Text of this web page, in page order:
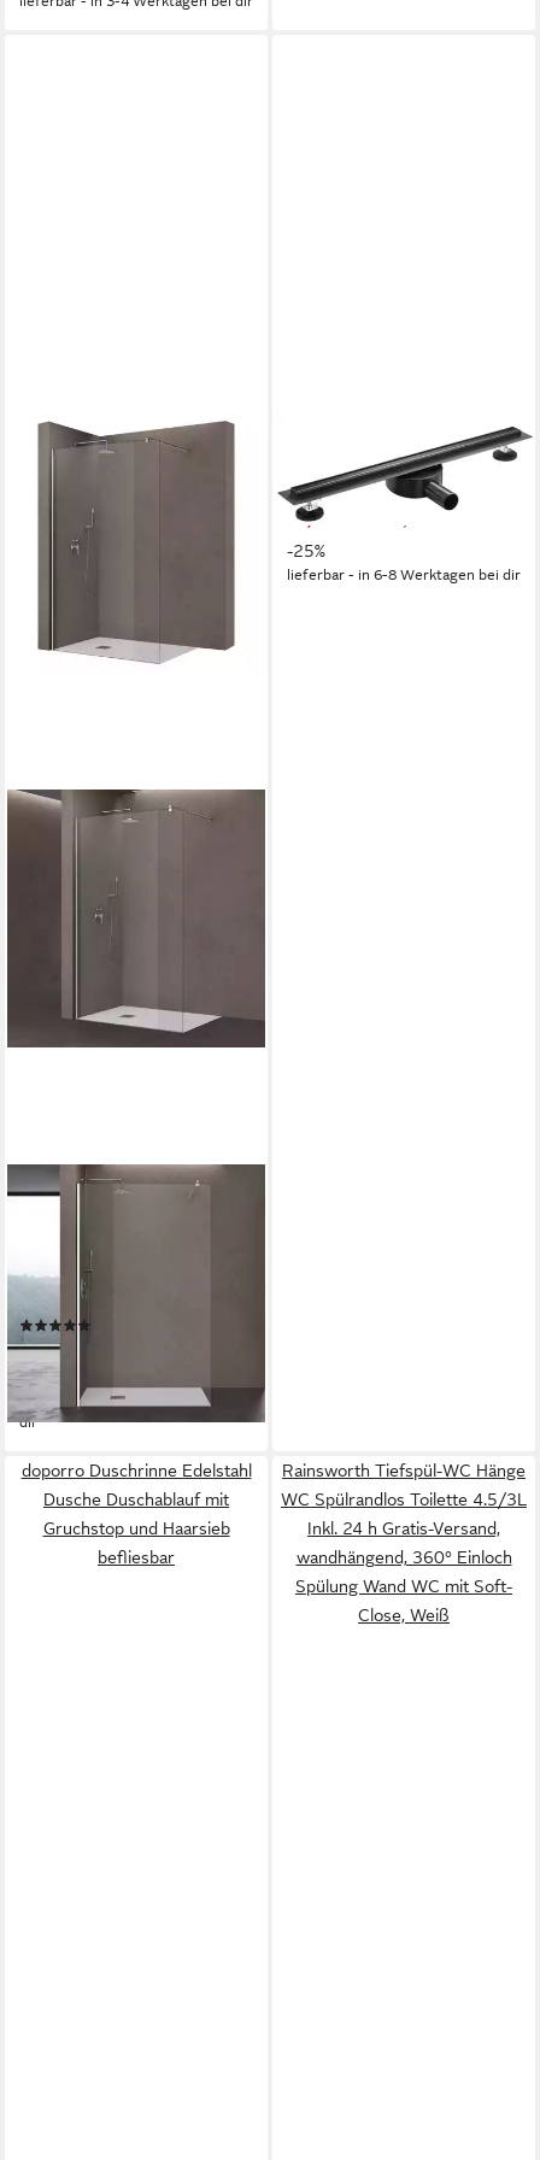
befliesbar, Edelstahl / Länge
DOPORRO
NANO Profil verstellbar
H:200cm B02K,
Einscheibensicherheitsglas
ab 129,95 €
-17%
lieferbar - in 8-10 Werktagen bei
dir
Duschrinne Schwarz-Optik,
slim, 80cm
63,99 €
-25%
lieferbar - in 6-8 Werktagen bei dir
doporro Duschrinne Edelstahl
Dusche Duschablauf mit
Gruchstop und Haarsieb
befliesbar
Rainsworth Tiefspül-WC Hänge
WC Spülrandlos Toilette 4.5/3L
Inkl. 24 h Gratis-Versand,
wandhängend, 360° Einloch
Spülung Wand WC mit Soft-
Close, Weiß